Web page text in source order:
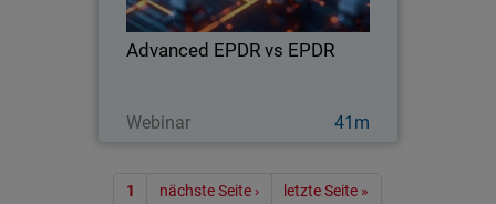
Advanced EPDR vs EPDR
Webinar 41m
Seitennummerierung
1 nächste Seite › letzte Seite »